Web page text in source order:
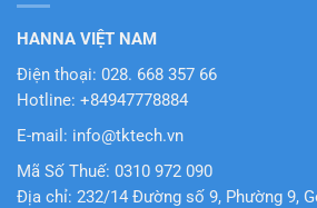
HANNA VIỆT NAM
Điện thoại: 028. 668 357 66
Hotline: +84947778884
E-mail: info@tktech.vn
Mã Số Thuế: 0310 972 090
Địa chỉ: 232/14 Đường số 9, Phường 9,